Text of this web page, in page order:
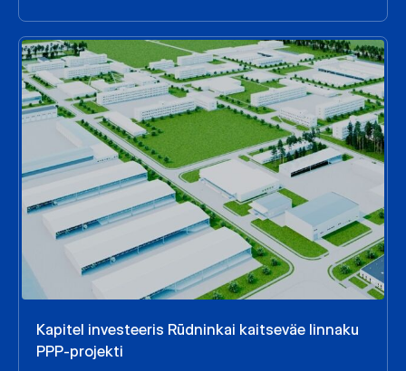
Kapitel investeeris Rūdninkai kaitseväe linnaku
PPP-projekti